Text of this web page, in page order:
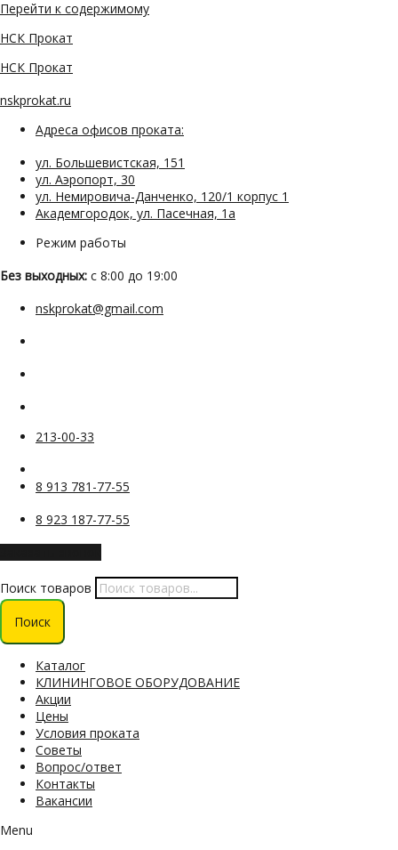
Перейти к содержимому
НСК Прокат
НСК Прокат
nskprokat.ru
Адреса офисов проката:
ул. Большевистская, 151
ул. Аэропорт, 30
ул. Немировича-Данченко, 120/1 корпус 1
Академгородок, ул. Пасечная, 1а
Режим работы
Без выходных: с 8:00 до 19:00
nskprokat@gmail.com
213-00-33
8 913 781-77-55
8 923 187-77-55
Поиск товаров
Поиск
Каталог
КЛИНИНГОВОЕ ОБОРУДОВАНИЕ
Акции
Цены
Условия проката
Советы
Вопрос/ответ
Контакты
Вакансии
Menu